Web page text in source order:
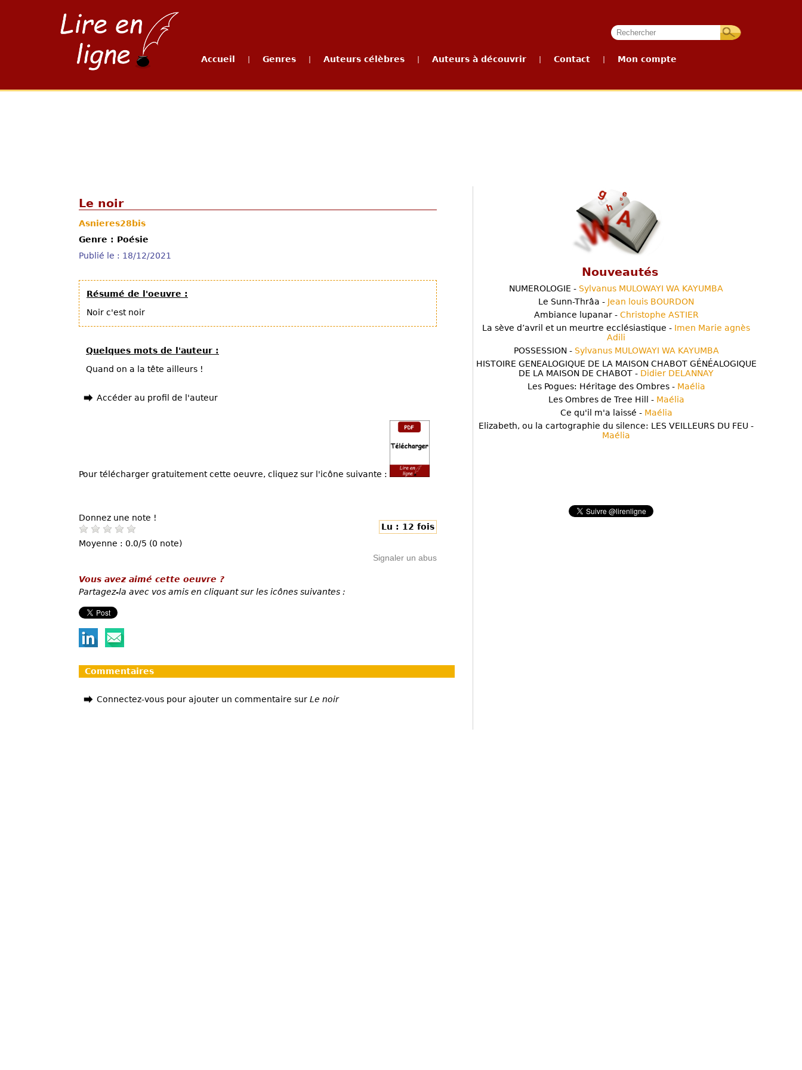
Accueil Genres Auteurs célèbres Auteurs à découvrir Contact Mon compte
Le noir
Asnieres28bis
Genre : Poésie
Publié le : 18/12/2021
Résumé de l'oeuvre :
Noir c'est noir
Quelques mots de l'auteur :
Quand on a la tête ailleurs !
Accéder au profil de l'auteur
Pour télécharger gratuitement cette oeuvre, cliquez sur l'icône suivante :
Donnez une note !
Moyenne : 0.0/5 (0 note)
Lu : 12 fois
Signaler un abus
Vous avez aimé cette oeuvre ?
Partagez-la avec vos amis en cliquant sur les icônes suivantes :
Commentaires
Connectez-vous pour ajouter un commentaire sur Le noir
Nouveautés
NUMEROLOGIE - Sylvanus MULOWAYI WA KAYUMBA
Le Sunn-Thrâa - Jean louis BOURDON
Ambiance lupanar - Christophe ASTIER
La sève d’avril et un meurtre ecclésiastique - Imen Marie agnès
Adili
POSSESSION - Sylvanus MULOWAYI WA KAYUMBA
HISTOIRE GENEALOGIQUE DE LA MAISON CHABOT GÉNÉALOGIQUE
DE LA MAISON DE CHABOT - Didier DELANNAY
Les Pogues: Héritage des Ombres - Maélia
Les Ombres de Tree Hill - Maélia
Ce qu'il m'a laissé - Maélia
Elizabeth, ou la cartographie du silence: LES VEILLEURS DU FEU -
Maélia